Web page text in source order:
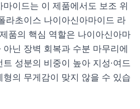
이드는 이 제품에서도 보조 위
라초이스 나이아신아마이드 라
품의 핵심 역할은 나이아신아마
닌 장벽 회복과 수분 마무리에
성분의 비중이 높아 지성·여드
형의 무게감이 맞지 않을 수 있습